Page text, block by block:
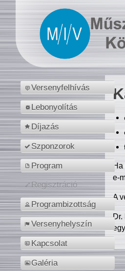
Versenyfelhívás
Lebonyolítás
Díjazás
Szponzorok
Program
Regisztráció
Programbizottság
Versenyhelyszín
Kapcsolat
Galéria
e-
A
Dr.